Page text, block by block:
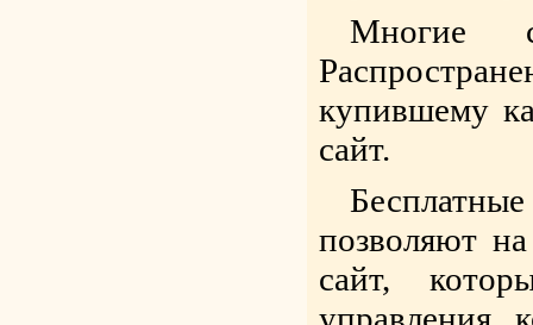
Многие
купившему
сайт.
позволяют
сайт,